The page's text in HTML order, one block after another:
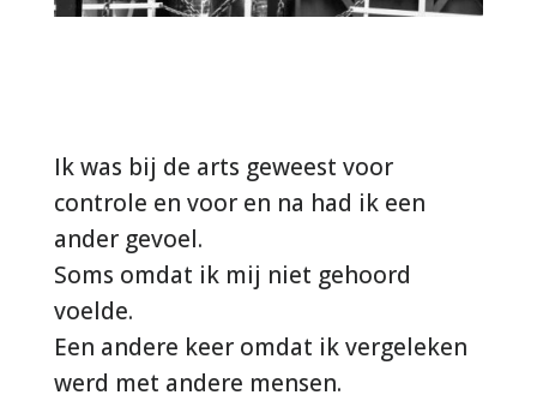
Ik was bij de arts geweest voor
controle en voor en na had ik een
ander gevoel.
Soms omdat ik mij niet gehoord
voelde.
Een andere keer omdat ik vergeleken
werd met andere mensen.